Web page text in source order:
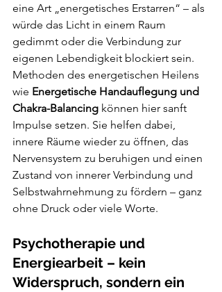
eine Art „energetisches Erstarren“ – als
würde das Licht in einem Raum
gedimmt oder die Verbindung zur
eigenen Lebendigkeit blockiert sein.
Methoden des energetischen Heilens
wie Energetische Handauflegung und
Chakra-Balancing können hier sanft
Impulse setzen. Sie helfen dabei,
innere Räume wieder zu öffnen, das
Nervensystem zu beruhigen und einen
Zustand von innerer Verbindung und
Selbstwahrnehmung zu fördern – ganz
ohne Druck oder viele Worte.
Psychotherapie und
Energiearbeit – kein
Widerspruch, sondern ein